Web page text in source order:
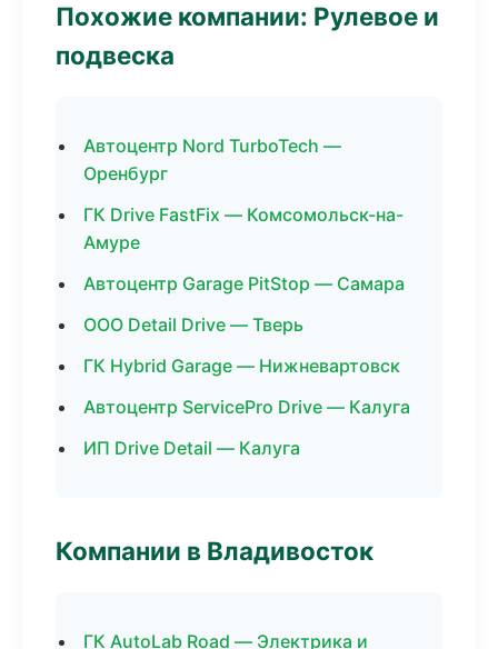
Похожие компании: Рулевое и
подвеска
Автоцентр Nord TurboTech —
Оренбург
ГК Drive FastFix — Комсомольск-на-
Амуре
Автоцентр Garage PitStop — Самара
ООО Detail Drive — Тверь
ГК Hybrid Garage — Нижневартовск
Автоцентр ServicePro Drive — Калуга
ИП Drive Detail — Калуга
Компании в Владивосток
ГК AutoLab Road — Электрика и